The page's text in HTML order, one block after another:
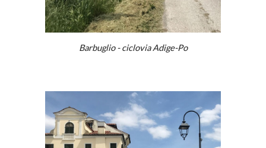
Barbuglio - ciclovia Adige-Po